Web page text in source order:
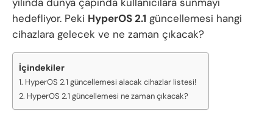
hedefliyor. Peki HyperOS 2.1 güncellemesi hangi
cihazlara gelecek ve ne zaman çıkacak?
İçindekiler
HyperOS 2.1 güncellemesi alacak cihazlar listesi!
HyperOS 2.1 güncellemesi ne zaman çıkacak?